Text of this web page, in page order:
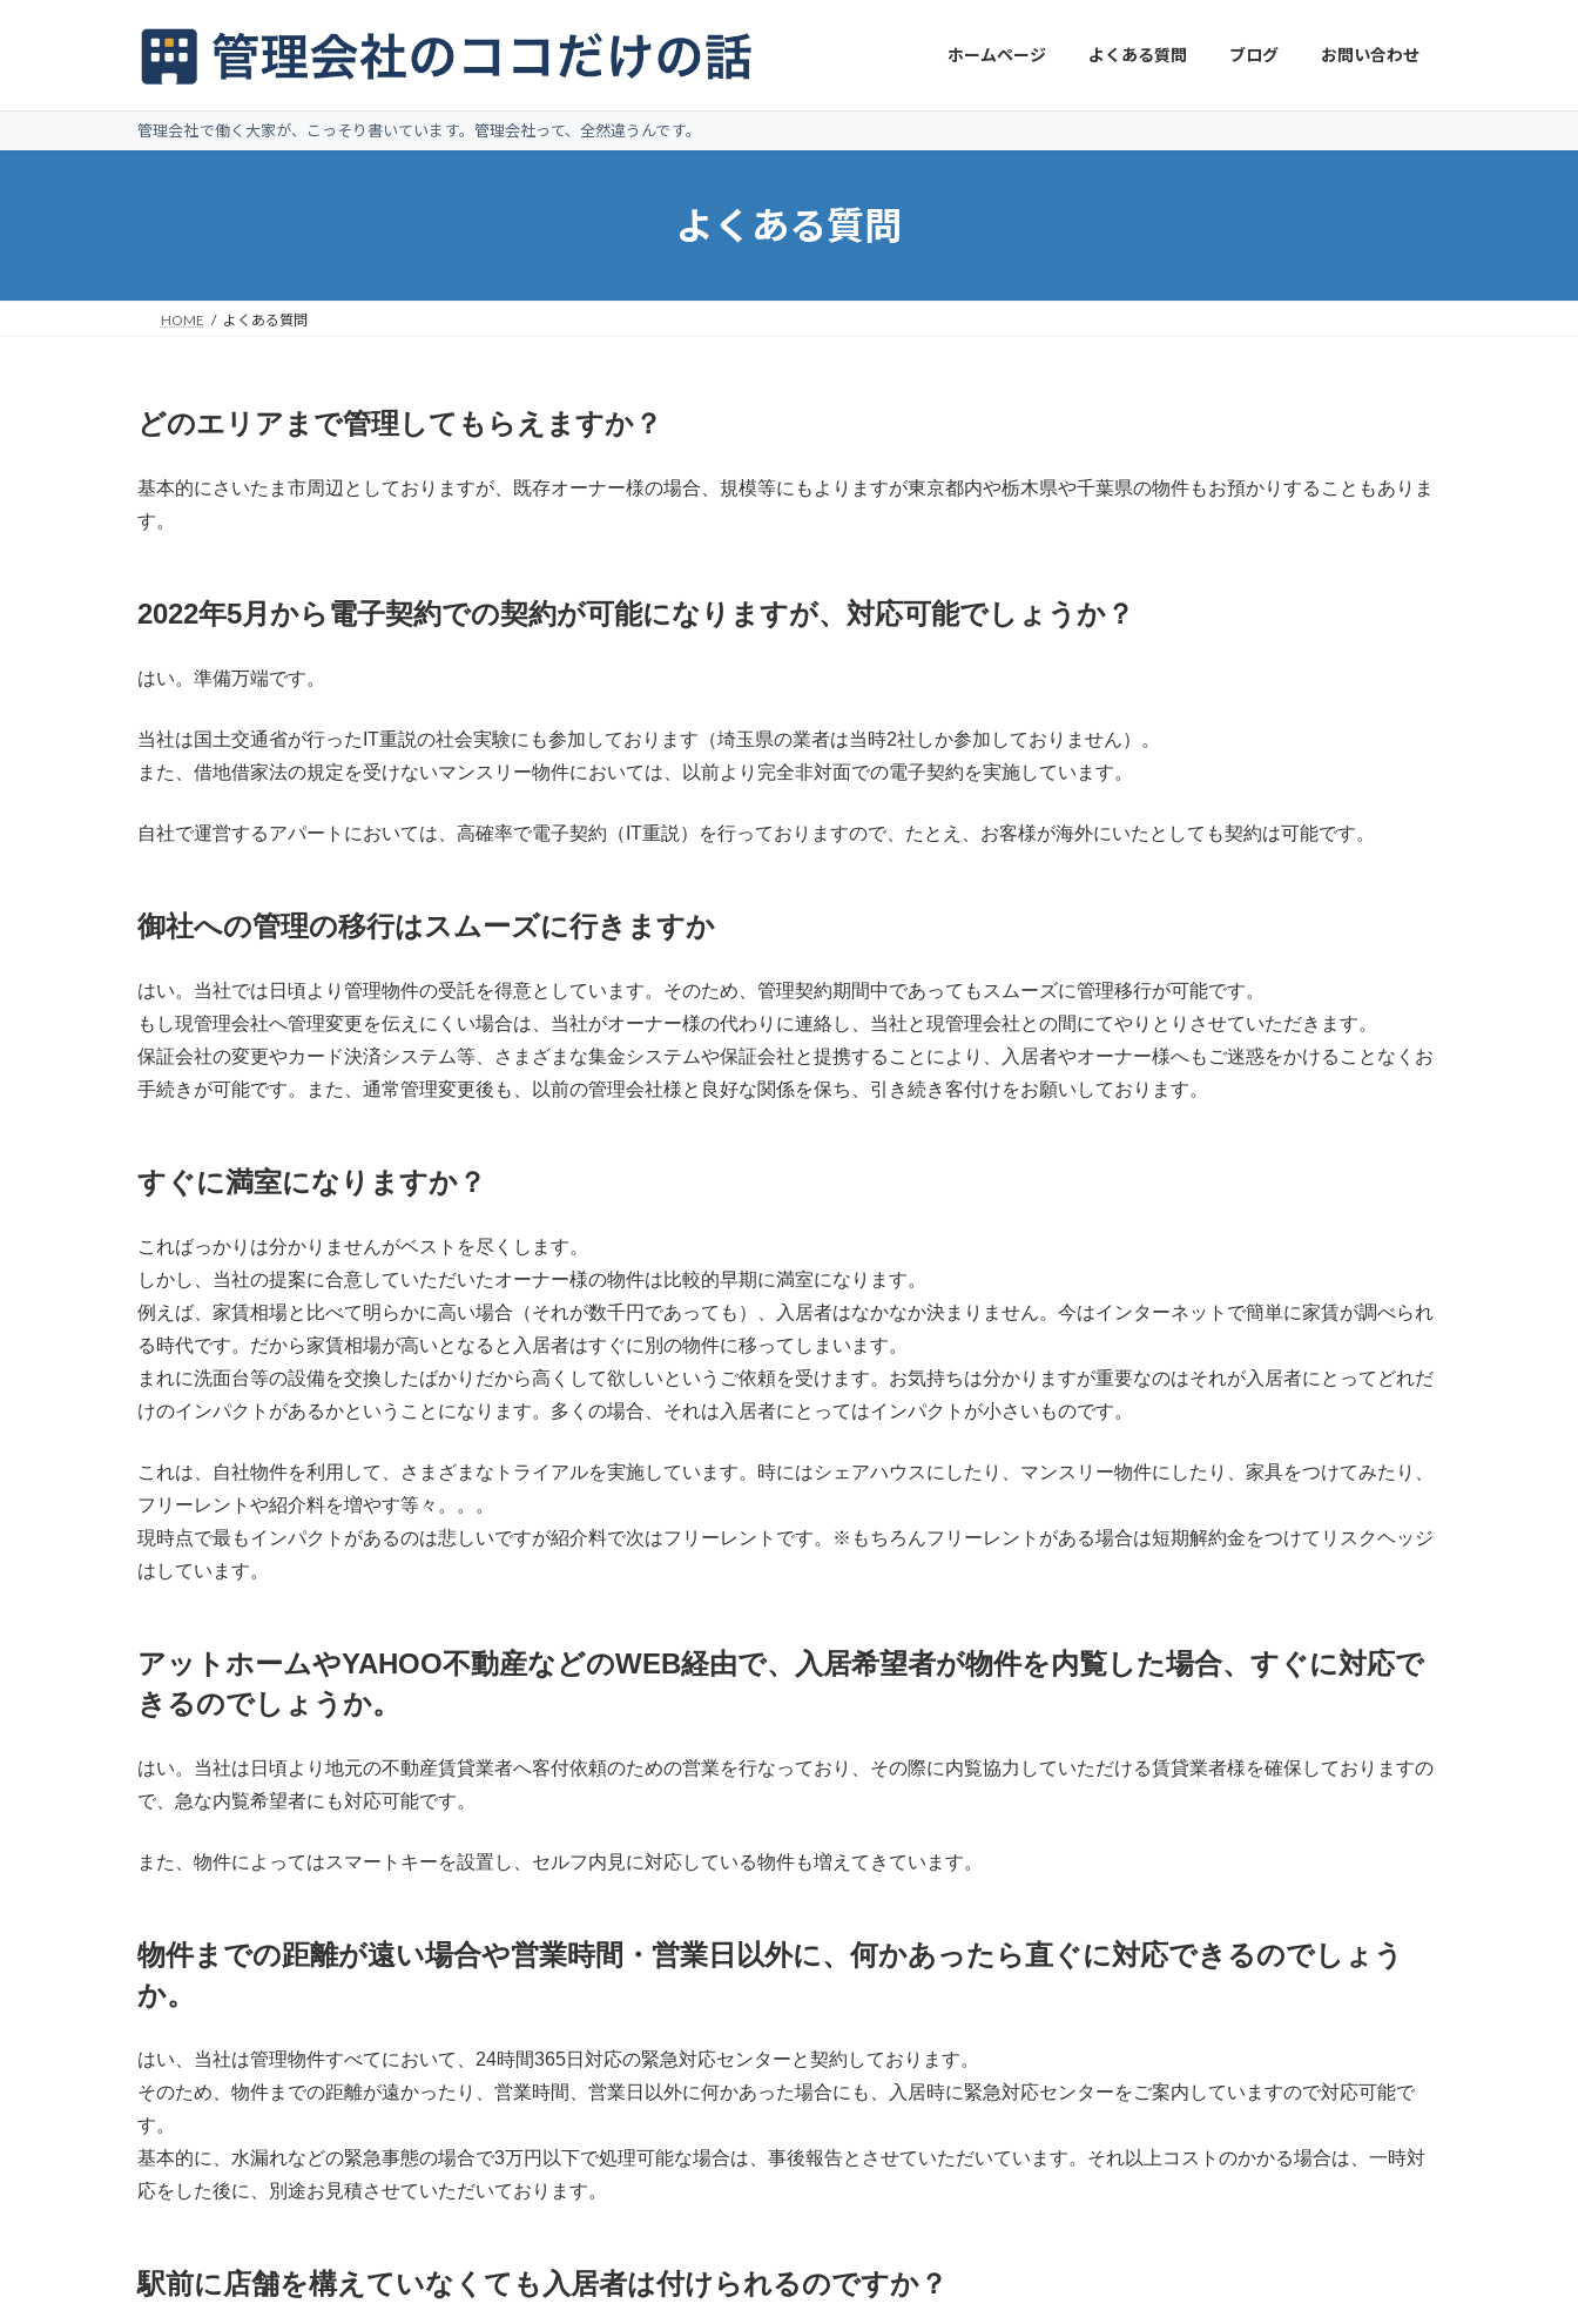
へ
ョ
ホームページ よくある質問 ブログ お問い合わせ
管理会社で働く大家が、こっそり書いています。管理会社って、全然違うんです。
よくある質問
HOME よくある質問
どのエリアまで管理してもらえますか？
基本的にさいたま市周辺としておりますが、既存オーナー様の場合、規模等にもよりますが東京都内や栃木県や千葉県の物件もお預かりすることもありま
す。
2022年5月から電子契約での契約が可能になりますが、対応可能でしょうか？
はい。準備万端です。
当社は国土交通省が行ったIT重説の社会実験にも参加しております（埼玉県の業者は当時2社しか参加しておりません）。
また、借地借家法の規定を受けないマンスリー物件においては、以前より完全非対面での電子契約を実施しています。
自社で運営するアパートにおいては、高確率で電子契約（IT重説）を行っておりますので、たとえ、お客様が海外にいたとしても契約は可能です。
御社への管理の移行はスムーズに行きますか
はい。当社では日頃より管理物件の受託を得意としています。そのため、管理契約期間中であってもスムーズに管理移行が可能です。
もし現管理会社へ管理変更を伝えにくい場合は、当社がオーナー様の代わりに連絡し、当社と現管理会社との間にてやりとりさせていただきます。
保証会社の変更やカード決済システム等、さまざまな集金システムや保証会社と提携することにより、入居者やオーナー様へもご迷惑をかけることなくお
手続きが可能です。また、通常管理変更後も、以前の管理会社様と良好な関係を保ち、引き続き客付けをお願いしております。
すぐに満室になりますか？
こればっかりは分かりませんがベストを尽くします。
しかし、当社の提案に合意していただいたオーナー様の物件は比較的早期に満室になります。
例えば、家賃相場と比べて明らかに高い場合（それが数千円であっても）、入居者はなかなか決まりません。今はインターネットで簡単に家賃が調べられ
る時代です。だから家賃相場が高いとなると入居者はすぐに別の物件に移ってしまいます。
まれに洗面台等の設備を交換したばかりだから高くして欲しいというご依頼を受けます。お気持ちは分かりますが重要なのはそれが入居者にとってどれだ
けのインパクトがあるかということになります。多くの場合、それは入居者にとってはインパクトが小さいものです。
これは、自社物件を利用して、さまざまなトライアルを実施しています。時にはシェアハウスにしたり、マンスリー物件にしたり、家具をつけてみたり、
フリーレントや紹介料を増やす等々。。。
現時点で最もインパクトがあるのは悲しいですが紹介料で次はフリーレントです。※もちろんフリーレントがある場合は短期解約金をつけてリスクヘッジ
はしています。
アットホームやYAHOO不動産などのWEB経由で、入居希望者が物件を内覧した場合、すぐに対応で
きるのでしょうか。
はい。当社は日頃より地元の不動産賃貸業者へ客付依頼のための営業を行なっており、その際に内覧協力していただける賃貸業者様を確保しておりますの
で、急な内覧希望者にも対応可能です。
また、物件によってはスマートキーを設置し、セルフ内見に対応している物件も増えてきています。
物件までの距離が遠い場合や営業時間・営業日以外に、何かあったら直ぐに対応できるのでしょう
か。
はい、当社は管理物件すべてにおいて、24時間365日対応の緊急対応センターと契約しております。
そのため、物件までの距離が遠かったり、営業時間、営業日以外に何かあった場合にも、入居時に緊急対応センターをご案内していますので対応可能で
す。
基本的に、水漏れなどの緊急事態の場合で3万円以下で処理可能な場合は、事後報告とさせていただいています。それ以上コストのかかる場合は、一時対
応をした後に、別途お見積させていただいております。
駅前に店舗を構えていなくても入居者は付けられるのですか？